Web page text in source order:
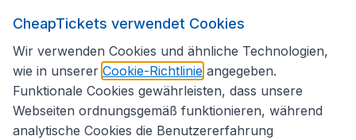
Folgen Sie uns:
CheapTickets verwendet Cookies
Wir verwenden Cookies und ähnliche Technologien,
wie in unserer Cookie-Richtlinie angegeben.
Funktionale Cookies gewährleisten, dass unsere
Webseiten ordnungsgemäß funktionieren, während
analytische Cookies die Benutzererfahrung